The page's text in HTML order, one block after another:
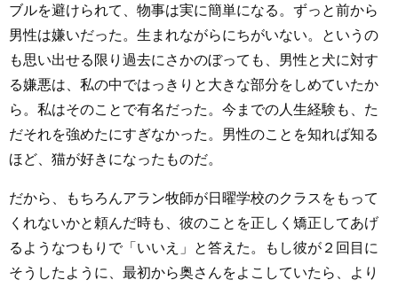
ブルを避けられて、物事は実に簡単になる。ずっと前から
男性は嫌いだった。生まれながらにちがいない。というの
も思い出せる限り過去にさかのぼっても、男性と犬に対す
る嫌悪は、私の中ではっきりと大きな部分をしめていたか
ら。私はそのことで有名だった。今までの人生経験も、た
だそれを強めたにすぎなかった。男性のことを知れば知る
ほど、猫が好きになったものだ。
だから、もちろんアラン牧師が日曜学校のクラスをもって
くれないかと頼んだ時も、彼のことを正しく矯正してあげ
るようなつもりで「いいえ」と答えた。もし彼が２回目に
そうしたように、最初から奥さんをよこしていたら、より